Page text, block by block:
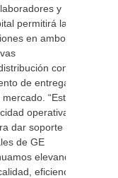
y
permitirá la
en ambos
con
de entregas
“Estos
operativa
dar soporte a
de GE
elevando
eficiencia